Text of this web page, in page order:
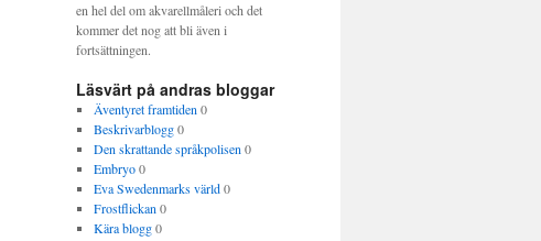
en hel del om akvarellmåleri och det
kommer det nog att bli även i
fortsättningen.
Läsvärt på andras bloggar
Äventyret framtiden 0
Beskrivarblogg0
Den skrattande språkpolisen 0
Embryo0
Eva Swedenmarks värld0
Frostflickan 0
Kära blogg0